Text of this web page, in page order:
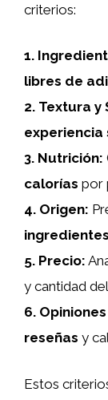
criterios:
1.
libres de
2. Textura y
experiencia
3. Nutrición:
calorías por
4. Origen:
5. Precio:
y cantidad
6.
reseñas y
Estos